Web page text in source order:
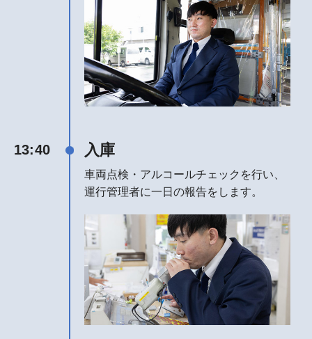
13:40 入庫
車両点検・アルコールチェックを行い、
運行管理者に一日の報告をします。